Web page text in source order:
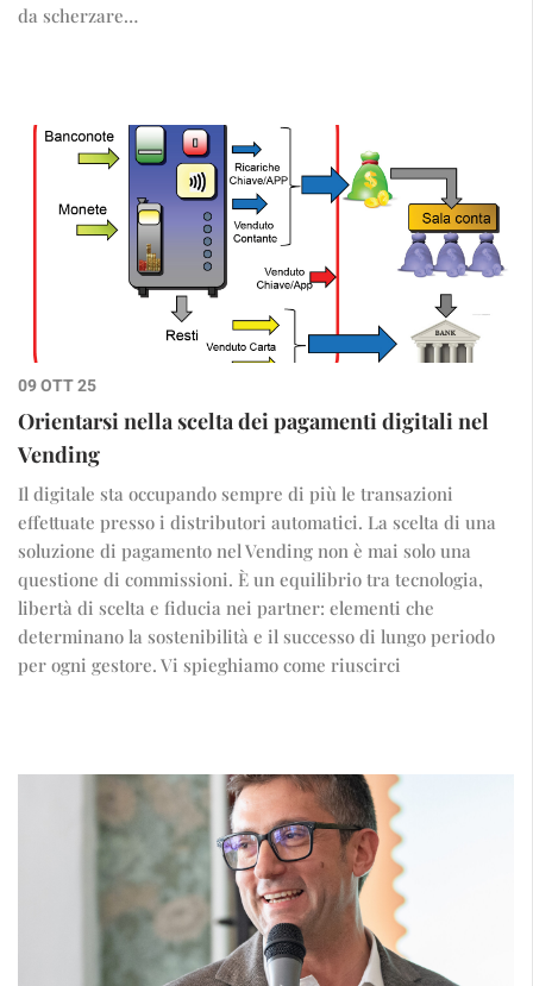
da scherzare…
09 OTT 25
Orientarsi nella scelta dei pagamenti digitali nel
Vending
Il digitale sta occupando sempre di più le transazioni
effettuate presso i distributori automatici. La scelta di una
soluzione di pagamento nel Vending non è mai solo una
questione di commissioni. È un equilibrio tra tecnologia,
libertà di scelta e fiducia nei partner: elementi che
determinano la sostenibilità e il successo di lungo periodo
per ogni gestore. Vi spieghiamo come riuscirci